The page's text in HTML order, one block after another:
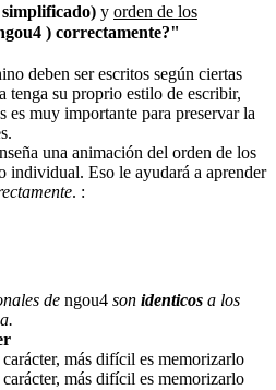
y orden de los
) correctamente?"
deben ser escritos según ciertas
tenga su proprio estilo de escribir,
es muy importante para preservar la
una animación del orden de los
individual. Eso le ayudará a aprender
. :
de ngou4 son identicos a los